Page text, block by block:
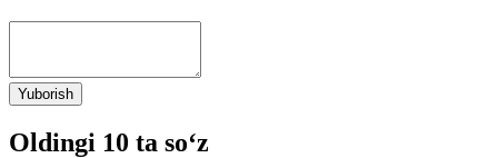
Yuborish
Oldingi 10 ta so‘z